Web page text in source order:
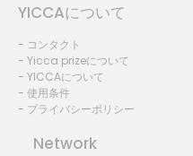
YICCAについて
- コンタクト
- Yicca prizeについて
- YICCAについて
- 使用条件
- プライバシーポリシー
Network